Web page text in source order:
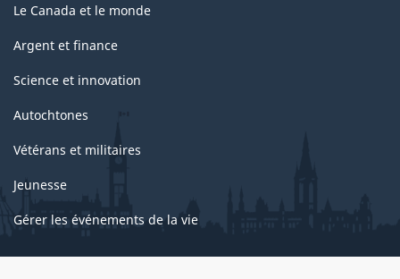
Le Canada et le monde
Argent et finance
Science et innovation
Autochtones
Vétérans et militaires
Jeunesse
Gérer les événements de la vie